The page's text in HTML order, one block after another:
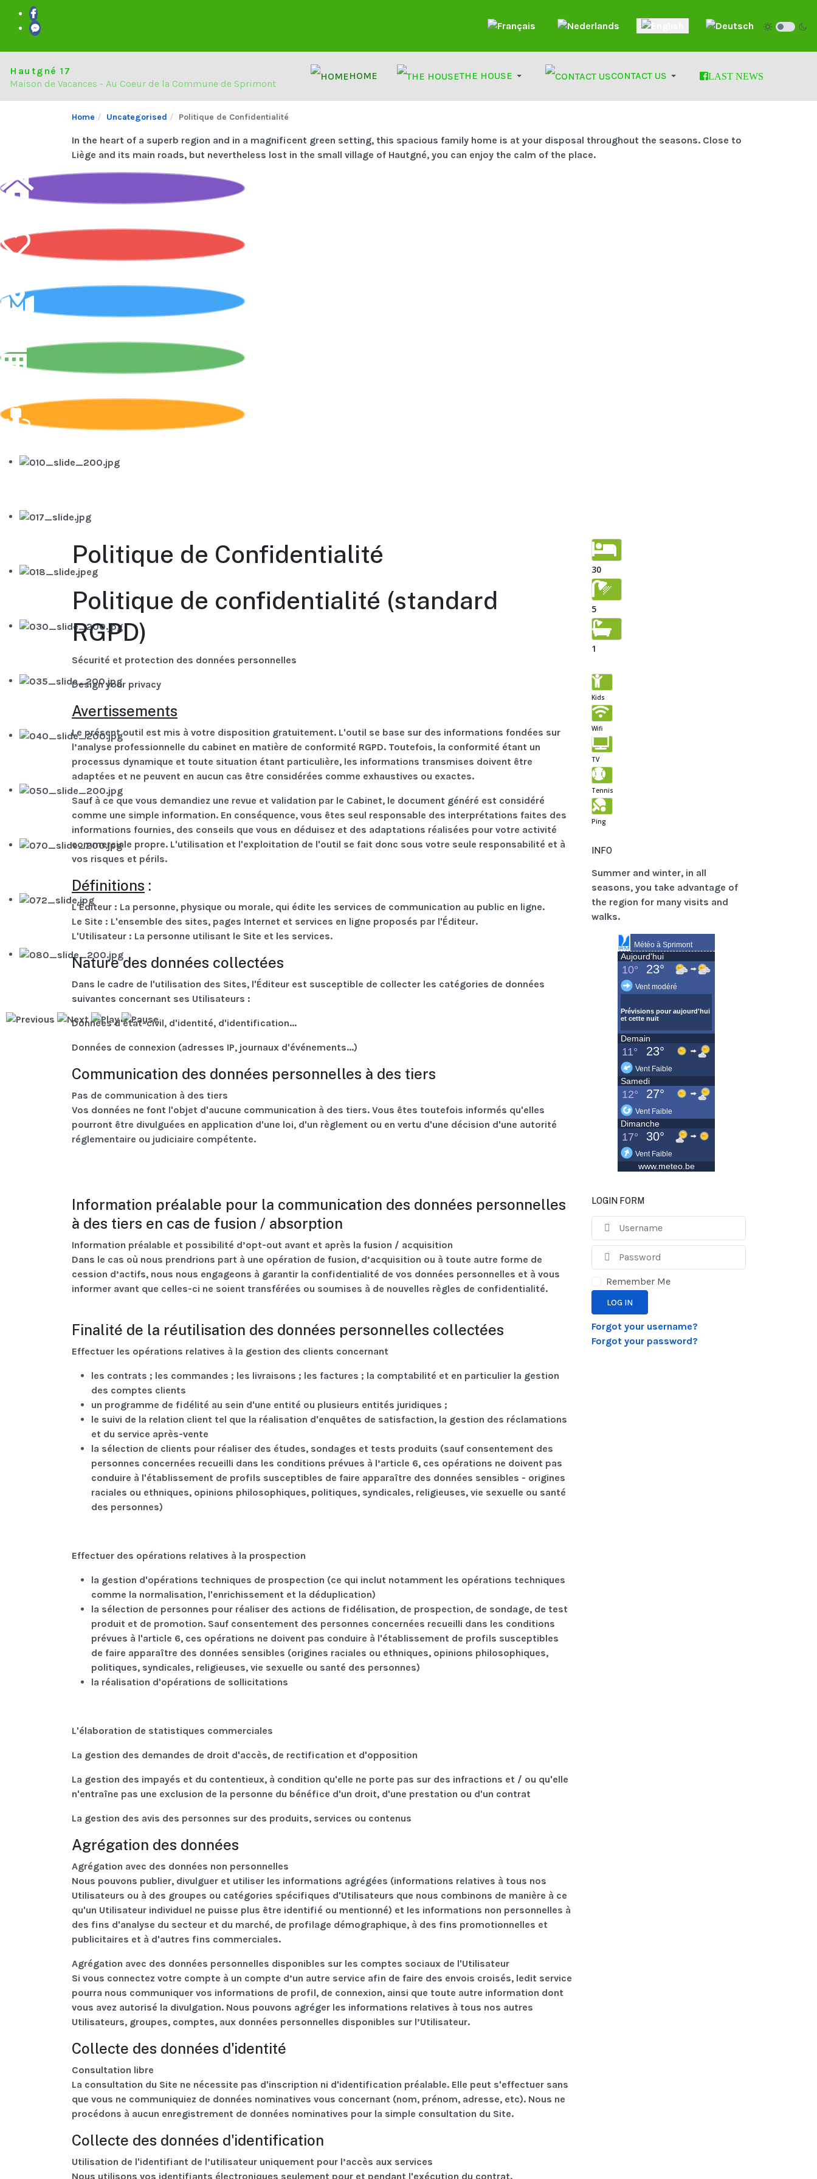
Select your language
Hautgné 17
Maison de Vacances - Au Coeur de la Commune de Sprimont
HOME THE HOUSE CONTACT US LAST NEWS
Home Uncategorised Politique de Confidentialité
In the heart of a superb region and in a magnificent green setting, this spacious family home is at your disposal throughout the seasons. Close to
Liège and its main roads, but nevertheless lost in the small village of Hautgné, you can enjoy the calm of the place.
Politique de Confidentialité
Politique de confidentialité (standard
RGPD)
Sécurité et protection des données personnelles
Design your privacy
Avertissements
Le présent outil est mis à votre disposition gratuitement. L'outil se base sur des informations fondées sur
l’analyse professionnelle du cabinet en matière de conformité RGPD. Toutefois, la conformité étant un
processus dynamique et toute situation étant particulière, les informations transmises doivent être
adaptées et ne peuvent en aucun cas être considérées comme exhaustives ou exactes.
Sauf à ce que vous demandiez une revue et validation par le Cabinet, le document généré est considéré
comme une simple information. En conséquence, vous êtes seul responsable des interprétations faites des
informations fournies, des conseils que vous en déduisez et des adaptations réalisées pour votre activité
commerciale propre. L'utilisation et l'exploitation de l'outil se fait donc sous votre seule responsabilité et à
vos risques et périls.
Définitions :
L'Éditeur : La personne, physique ou morale, qui édite les services de communication au public en ligne.
Le Site : L'ensemble des sites, pages Internet et services en ligne proposés par l'Éditeur.
L'Utilisateur : La personne utilisant le Site et les services.
Nature des données collectées
Dans le cadre de l'utilisation des Sites, l'Éditeur est susceptible de collecter les catégories de données
suivantes concernant ses Utilisateurs :
Données d'état-civil, d'identité, d'identification...
Données de connexion (adresses IP, journaux d'événements...)
Communication des données personnelles à des tiers
Pas de communication à des tiers
Vos données ne font l'objet d'aucune communication à des tiers. Vous êtes toutefois informés qu'elles
pourront être divulguées en application d'une loi, d'un règlement ou en vertu d'une décision d'une autorité
réglementaire ou judiciaire compétente.
Information préalable pour la communication des données personnelles
à des tiers en cas de fusion / absorption
Information préalable et possibilité d’opt-out avant et après la fusion / acquisition
Dans le cas où nous prendrions part à une opération de fusion, d’acquisition ou à toute autre forme de
cession d’actifs, nous nous engageons à garantir la confidentialité de vos données personnelles et à vous
informer avant que celles-ci ne soient transférées ou soumises à de nouvelles règles de confidentialité.
Finalité de la réutilisation des données personnelles collectées
Effectuer les opérations relatives à la gestion des clients concernant
les contrats ; les commandes ; les livraisons ; les factures ; la comptabilité et en particulier la gestion
des comptes clients
un programme de fidélité au sein d'une entité ou plusieurs entités juridiques ;
le suivi de la relation client tel que la réalisation d'enquêtes de satisfaction, la gestion des réclamations
et du service après-vente
la sélection de clients pour réaliser des études, sondages et tests produits (sauf consentement des
personnes concernées recueilli dans les conditions prévues à l’article 6, ces opérations ne doivent pas
conduire à l'établissement de profils susceptibles de faire apparaître des données sensibles - origines
raciales ou ethniques, opinions philosophiques, politiques, syndicales, religieuses, vie sexuelle ou santé
des personnes)
Effectuer des opérations relatives à la prospection
la gestion d'opérations techniques de prospection (ce qui inclut notamment les opérations techniques
comme la normalisation, l'enrichissement et la déduplication)
la sélection de personnes pour réaliser des actions de fidélisation, de prospection, de sondage, de test
produit et de promotion. Sauf consentement des personnes concernées recueilli dans les conditions
prévues à l'article 6, ces opérations ne doivent pas conduire à l'établissement de profils susceptibles
de faire apparaître des données sensibles (origines raciales ou ethniques, opinions philosophiques,
politiques, syndicales, religieuses, vie sexuelle ou santé des personnes)
la réalisation d'opérations de sollicitations
L'élaboration de statistiques commerciales
La gestion des demandes de droit d'accès, de rectification et d'opposition
La gestion des impayés et du contentieux, à condition qu'elle ne porte pas sur des infractions et / ou qu'elle
n'entraîne pas une exclusion de la personne du bénéfice d'un droit, d'une prestation ou d'un contrat
La gestion des avis des personnes sur des produits, services ou contenus
Agrégation des données
Agrégation avec des données non personnelles
Nous pouvons publier, divulguer et utiliser les informations agrégées (informations relatives à tous nos
Utilisateurs ou à des groupes ou catégories spécifiques d'Utilisateurs que nous combinons de manière à ce
qu'un Utilisateur individuel ne puisse plus être identifié ou mentionné) et les informations non personnelles à
des fins d'analyse du secteur et du marché, de profilage démographique, à des fins promotionnelles et
publicitaires et à d'autres fins commerciales.
Agrégation avec des données personnelles disponibles sur les comptes sociaux de l'Utilisateur
Si vous connectez votre compte à un compte d’un autre service afin de faire des envois croisés, ledit service
pourra nous communiquer vos informations de profil, de connexion, ainsi que toute autre information dont
vous avez autorisé la divulgation. Nous pouvons agréger les informations relatives à tous nos autres
Utilisateurs, groupes, comptes, aux données personnelles disponibles sur l’Utilisateur.
Collecte des données d'identité
Consultation libre
La consultation du Site ne nécessite pas d'inscription ni d'identification préalable. Elle peut s'effectuer sans
que vous ne communiquiez de données nominatives vous concernant (nom, prénom, adresse, etc). Nous ne
procédons à aucun enregistrement de données nominatives pour la simple consultation du Site.
Collecte des données d'identification
Utilisation de l'identifiant de l’utilisateur uniquement pour l’accès aux services
Nous utilisons vos identifiants électroniques seulement pour et pendant l'exécution du contrat.
30
5
1
Kids
Wifi
TV
Tennis
Ping
INFO
Summer and winter, in all
seasons, you take advantage of
the region for many visits and
walks.
LOGIN FORM
Remember Me
LOG IN
Forgot your username?
Forgot your password?